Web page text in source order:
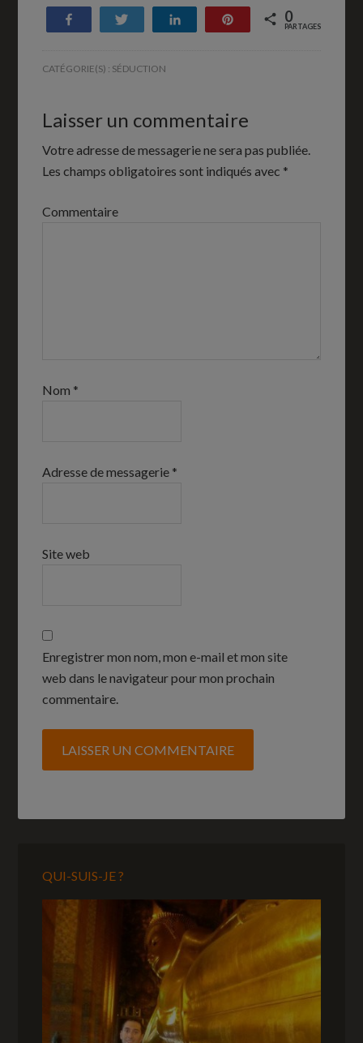
Partagez Tweetez Partagez Enregistrer
0
PARTAGES
CATÉGORIE(S) : SÉDUCTION
Laisser un commentaire
Votre adresse de messagerie ne sera pas publiée.
Les champs obligatoires sont indiqués avec *
Commentaire
Nom *
Adresse de messagerie *
Site web
Enregistrer mon nom, mon e-mail et mon site
web dans le navigateur pour mon prochain
commentaire.
QUI-SUIS-JE ?